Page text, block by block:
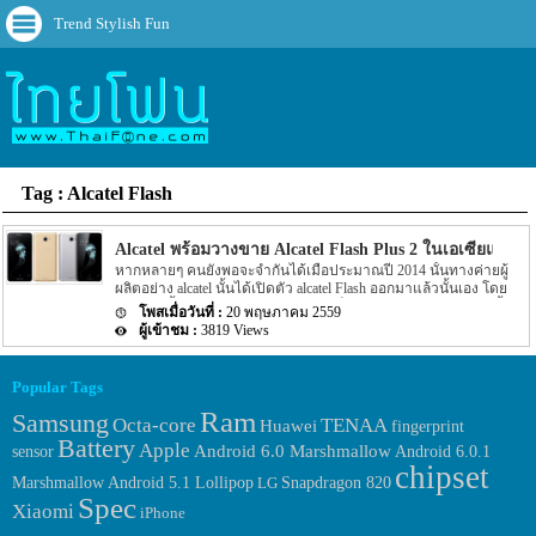
Trend Stylish Fun
Tag : Alcatel Flash
Alcatel พร้อมวางขาย Alcatel Flash Plus 2 ในเอเซียแล้ว
หากหลายๆ คนยังพอจะจำกันได้เมื่อประมาณปี 2014 นั้นทางค่ายผู้
ผลิตอย่าง alcatel นั้นได้เปิดตัว alcatel Flash ออกมาแล้วนั้นเอง โดย
หลังจากนั้นรุ่น Flash ของทาง Alcatel ก็ไม่มีออกมาเลย แต่ล่าสุดนั้น
กลับมีข่าวออกมาว่าทางค่ายผู้ผลิตอย่าง Alcatel นั้นพร้อมที่จะวาง
จำหน่าย Alcatel Flash รุ่นใหม่ออกมาแล้วนั้นเอง โดยรายละเอียดได้
ระบุว่าทางค่ายผู้ผลิตอย่าง Alcatel นั้นได้เปิดตัวรุ่นต่อยอดของ Alcatel
แต่รุ่นล่าสุดนั้นจะเป็นรุ่นต่อยอดของ alcatel Flash 2 อย่าง Alcatel Flash
Plus 2 นั้นเอง อีกทั้งตามรายละเอียดได้ระบุถึง Spec ภายในตัวเครื่อง
ออกมาอีกด้วย โดย Alcatel […]
20 พฤษภาคม 2559
3819 Views
Popular Tags
Samsung Octa-core RamHuaweiTENAAfingerprint
sensorBatteryApple Android 6.0 MarshmallowAndroid 6.0.1
Marshmallow Android 5.1 Lollipop LG Snapdragon 820 chipset
Xiaomi Spec iPhone